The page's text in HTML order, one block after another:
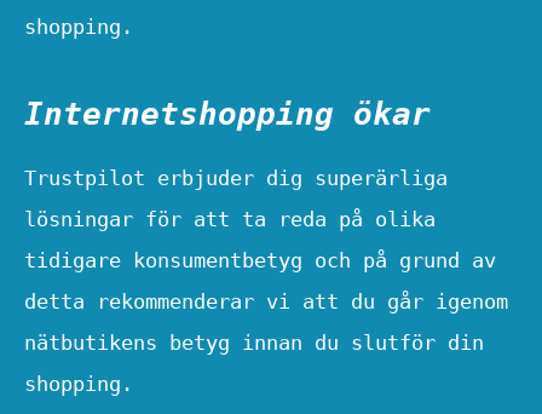
shopping.
Internetshopping ökar
Trustpilot erbjuder dig superärliga
lösningar för att ta reda på olika
tidigare konsumentbetyg och på grund av
detta rekommenderar vi att du går igenom
nätbutikens betyg innan du slutför din
shopping.